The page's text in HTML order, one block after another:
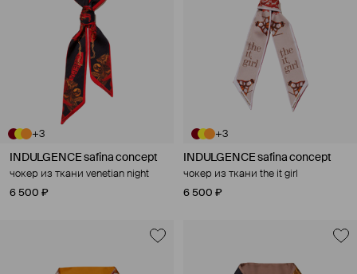
+3
INDULGENCE safina concept
чокер из ткани venetian night
6 500 ₽
+3
INDULGENCE safina concept
чокер из ткани the it girl
6 500 ₽